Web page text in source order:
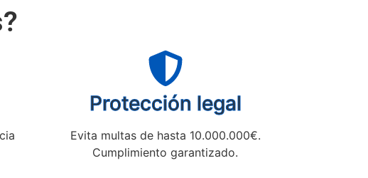
Protección legal
Evita multas de hasta 10.000.000€.
Cumplimiento garantizado.